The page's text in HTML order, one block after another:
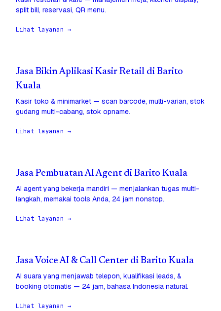
split bill, reservasi, QR menu.
Lihat layanan →
Jasa Bikin Aplikasi Kasir Retail di Barito
Kuala
Kasir toko & minimarket — scan barcode, multi-varian, stok
gudang multi-cabang, stok opname.
Lihat layanan →
Jasa Pembuatan AI Agent di Barito Kuala
AI agent yang bekerja mandiri — menjalankan tugas multi-
langkah, memakai tools Anda, 24 jam nonstop.
Lihat layanan →
Jasa Voice AI & Call Center di Barito Kuala
AI suara yang menjawab telepon, kualifikasi leads, &
booking otomatis — 24 jam, bahasa Indonesia natural.
Lihat layanan →